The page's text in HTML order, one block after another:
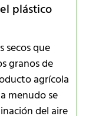
plástico
secos que
granos de
agrícola
menudo se
del aire